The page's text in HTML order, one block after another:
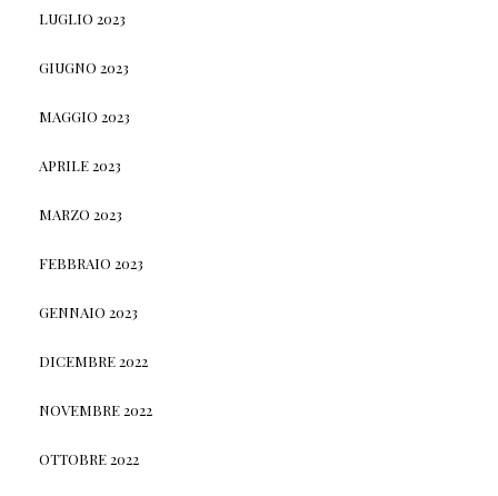
LUGLIO 2023
GIUGNO 2023
MAGGIO 2023
APRILE 2023
MARZO 2023
FEBBRAIO 2023
GENNAIO 2023
DICEMBRE 2022
NOVEMBRE 2022
OTTOBRE 2022